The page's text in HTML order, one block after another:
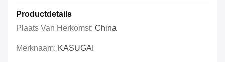
Productdetails
Plaats Van Herkomst: China
Merknaam: KASUGAI